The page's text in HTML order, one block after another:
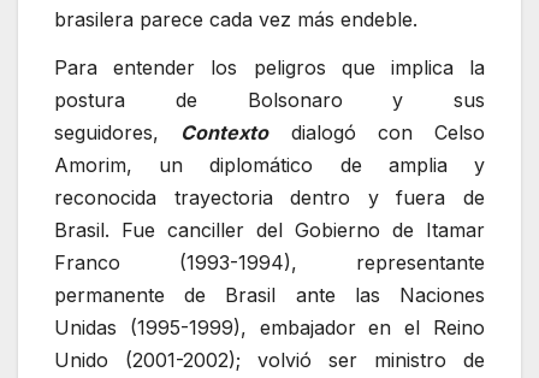
brasilera parece cada vez más endeble.
Para entender los peligros que implica la
postura de Bolsonaro y sus
seguidores, Contextodialogó con Celso
Amorim, un diplomático de amplia y
reconocida trayectoria dentro y fuera de
Brasil. Fue canciller del Gobierno de Itamar
Franco (1993-1994), representante
permanente de Brasil ante las Naciones
Unidas (1995-1999), embajador en el Reino
Unido (2001-2002); volvió ser ministro de